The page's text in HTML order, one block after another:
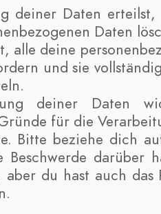
deiner Daten erteilst,
Daten
alle deine
und sie
deiner Daten
für die
Bitte beziehe dich
Beschwerde darüber
du hast auch das